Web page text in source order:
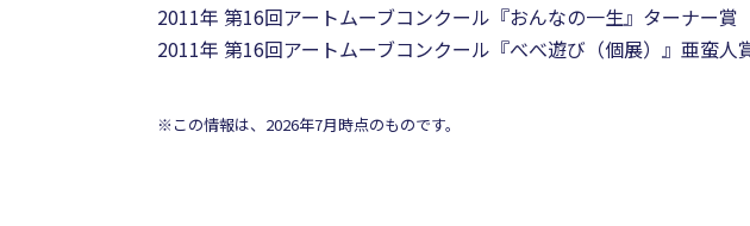
2011年 第16回アートムーブコンクール『おんなの一生』ターナー賞
2011年 第16回アートムーブコンクール『べべ遊び（個展）』亜蛮人
※この情報は、2026年7月時点のものです。